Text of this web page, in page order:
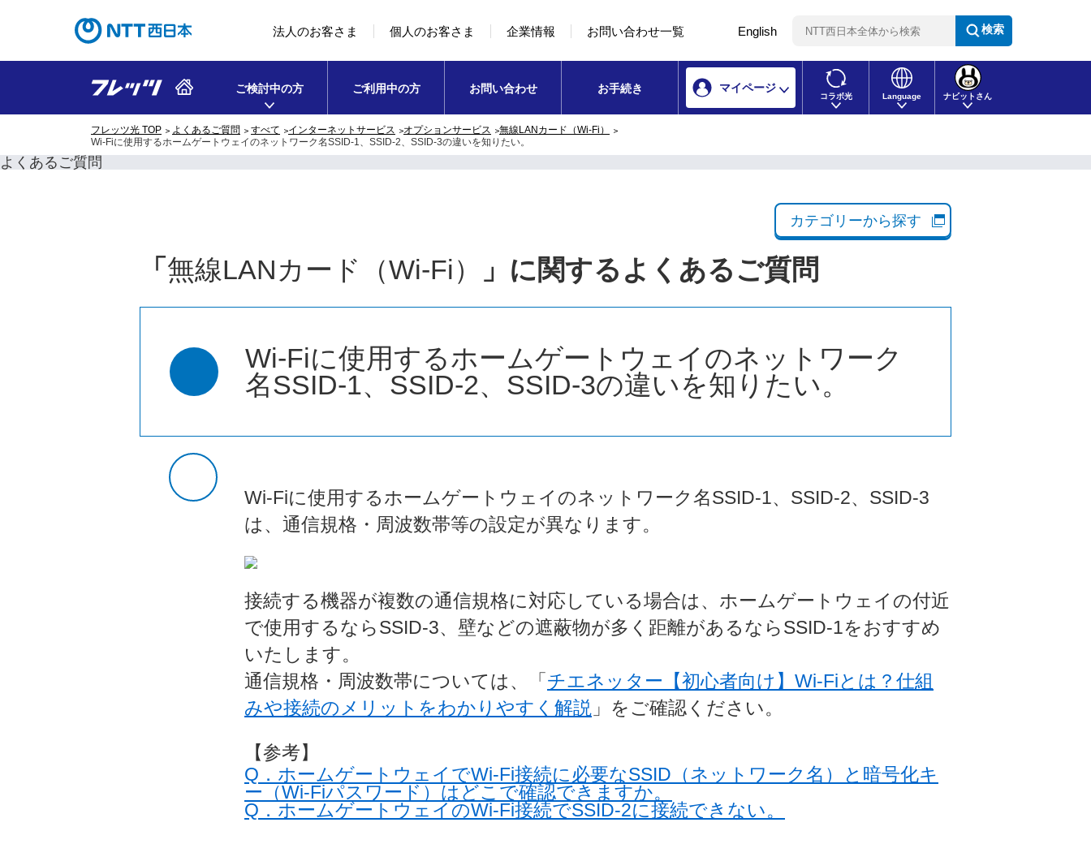
コンテンツのリンクナビゲーションへ移動
法人のお客さま 個人のお客さま 企業情報 お問い合わせ一覧 English 検索
ご検討中の方 ご利用中の方 お問い合わせ お手続き マイページ
コラボ光 Language ナビットさん
フレッツ光 TOP よくあるご質問 すべて インターネットサービス オプションサービス
無線LANカード（Wi-Fi）
Wi-Fiに使用するホームゲートウェイのネットワーク名SSID-1、SSID-2、SSID-3の違いを知りたい。
よくあるご質問
カテゴリーから探す
「 無線LANカード（Wi-Fi） 」に関するよくあるご質問
Wi-Fiに使用するホームゲートウェイのネットワーク
名SSID-1、SSID-2、SSID-3の違いを知りたい。
Wi-Fiに使用するホームゲートウェイのネットワーク名SSID-1、SSID-2、SSID-3
は、通信規格・周波数帯等の設定が異なります。
接続する機器が複数の通信規格に対応している場合は、ホームゲートウェイの付近
で使用するならSSID-3、壁などの遮蔽物が多く距離があるならSSID-1をおすすめ
いたします。
通信規格・周波数帯については、「 チエネッター【初心者向け】Wi-Fiとは？仕組
みや接続のメリットをわかりやすく解説 」をご確認ください。
【参考】
Q．ホームゲートウェイでWi-Fi接続に必要なSSID（ネットワーク名）と暗号化キ
ー（Wi-Fiパスワード）はどこで確認できますか。
Q．ホームゲートウェイのWi-Fi接続でSSID-2に接続できない。